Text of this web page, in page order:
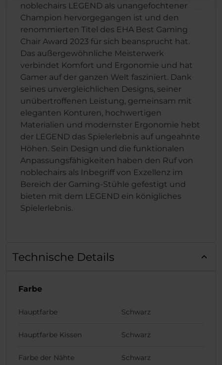
noblechairs LEGEND als unangefochtener
Champion hervorgegangen ist und den
renommierten Titel des EHA Best Gaming
Chair Award 2023 für sich beansprucht hat.
Das außergewöhnliche Meisterwerk
verbindet Komfort und Ergonomie und hat
Gamer auf der ganzen Welt fasziniert. Dank
seines unvergleichlichen Designs, seiner
unübertroffenen Leistung, gemeinsam mit
eleganten Konturen, hochwertigen
Materialien und modernster Ergonomie hebt
der LEGEND das Spielerlebnis auf ungeahnte
Höhen. Sein Design und die funktionalen
Anpassungsfähigkeiten haben den Ruf von
noblechairs als Inbegriff von Exzellenz im
Bereich der Gaming-Stühle gefestigt und
bieten mit dem LEGEND ein königliches
Spielerlebnis.
Technische Details
Farbe
Hauptfarbe Schwarz
Hauptfarbe Kissen Schwarz
Farbe der Nähte Schwarz